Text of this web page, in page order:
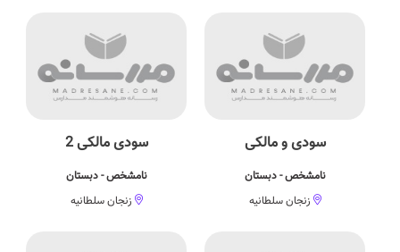
سودی و مالکی
نامشخص - دبستان
زنجان سلطانیه
سودی مالکی 2
نامشخص - دبستان
زنجان سلطانیه